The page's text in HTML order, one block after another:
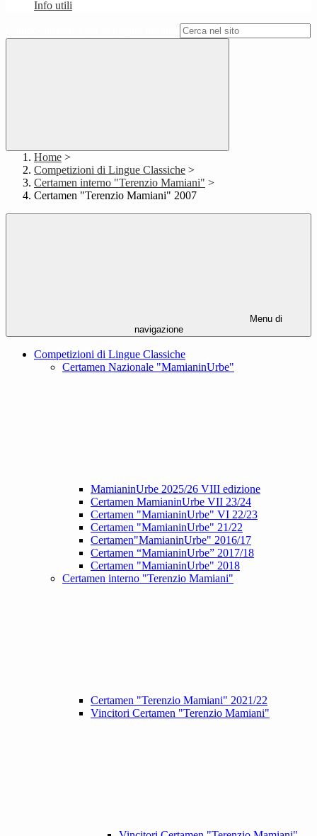
Info utili
Home >
Competizioni di Lingue Classiche >
Certamen interno "Terenzio Mamiani" >
Certamen "Terenzio Mamiani" 2007
Menu di
navigazione
Competizioni di Lingue Classiche
Certamen Nazionale "MamianinUrbe"
MamianinUrbe 2025/26 VIII edizione
Certamen MamianinUrbe VII 23/24
Certamen "MamianinUrbe" VI 22/23
Certamen "MamianinUrbe" 21/22
Certamen"MamianinUrbe" 2016/17
Certamen “MamianinUrbe” 2017/18
Certamen "MamianinUrbe" 2018
Certamen interno "Terenzio Mamiani"
Certamen "Terenzio Mamiani" 2021/22
Vincitori Certamen "Terenzio Mamiani"